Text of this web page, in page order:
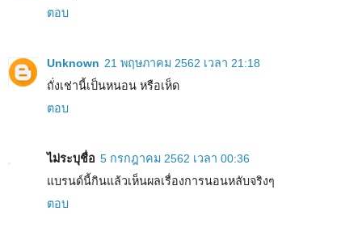
ตอบ
Unknown 21 พฤษภาคม 2562 เวลา 21:18
ถั่งเช่านี้เป็นหนอน หรือเห็ด
ตอบ
ไม่ระบุชื่อ 5 กรกฎาคม 2562 เวลา 00:36
แบรนด์นี้กินแล้วเห็นผลเรื่องการนอนหลับจริงๆ
ตอบ